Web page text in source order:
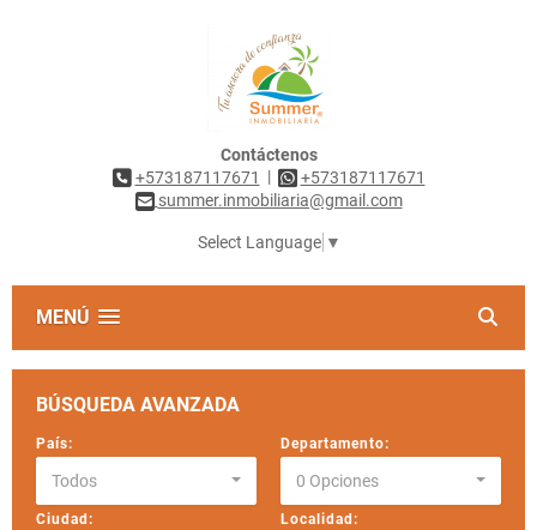
Contáctenos
+573187117671
|
+573187117671
summer.inmobiliaria@gmail.com
Select Language ▼
MENÚ
BÚSQUEDA AVANZADA
País:
Todos
Departamento:
0 Opciones
Ciudad: Localidad: